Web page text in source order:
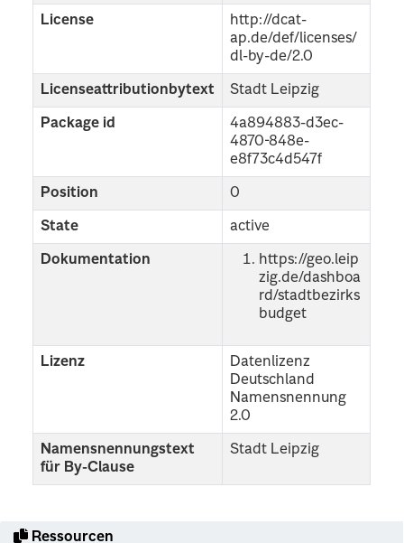
Ressourcen
License
http://dcat-
ap.de/def/licenses/
dl-by-de/2.0
Licenseattributionbytext Stadt Leipzig
Package id
4a894883-d3ec-
4870-848e-
e8f73c4d547f
Position 0
State active
Dokumentation
https://geo.leip
zig.de/dashboa
rd/stadtbezirks
budget
Lizenz
Datenlizenz
Deutschland
Namensnennung
2.0
Namensnennungstext
für By-Clause
Stadt Leipzig